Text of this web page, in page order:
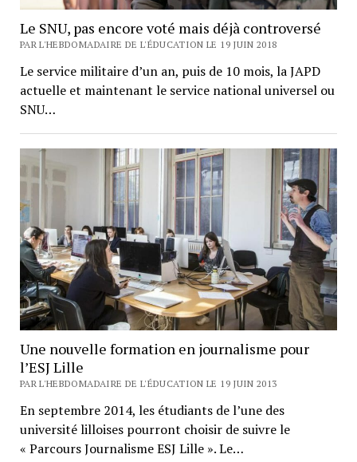
Le SNU, pas encore voté mais déjà controversé
PAR L'HEBDOMADAIRE DE L'ÉDUCATION LE 19 JUIN 2018
Le service militaire d’un an, puis de 10 mois, la JAPD
actuelle et maintenant le service national universel ou
SNU…
Une nouvelle formation en journalisme pour
l’ESJ Lille
PAR L'HEBDOMADAIRE DE L'ÉDUCATION LE 19 JUIN 2013
En septembre 2014, les étudiants de l’une des
université lilloises pourront choisir de suivre le
« Parcours Journalisme ESJ Lille ». Le…